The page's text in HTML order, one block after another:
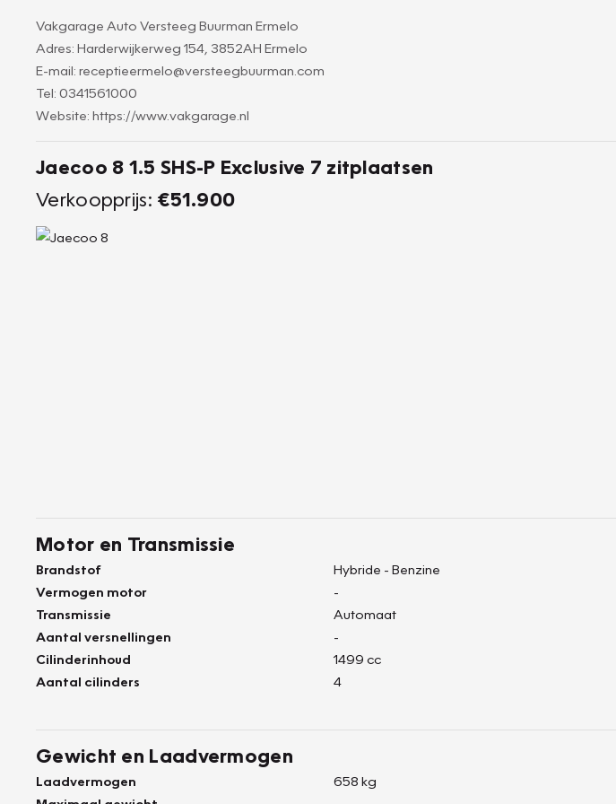
Vakgarage Auto Versteeg Buurman Ermelo
Adres: Harderwijkerweg 154, 3852AH Ermelo
E-mail: receptieermelo@versteegbuurman.com
Tel: 0341561000
Website: https://www.vakgarage.nl
Jaecoo 8 1.5 SHS-P Exclusive 7 zitplaatsen
Verkoopprijs: €51.900
Motor en Transmissie
Brandstof
Hybride - Benzine
Vermogen motor
-
Transmissie
Automaat
Aantal versnellingen
-
Cilinderinhoud
1499 cc
Aantal cilinders
4
Gewicht en Laadvermogen
Laadvermogen
658 kg